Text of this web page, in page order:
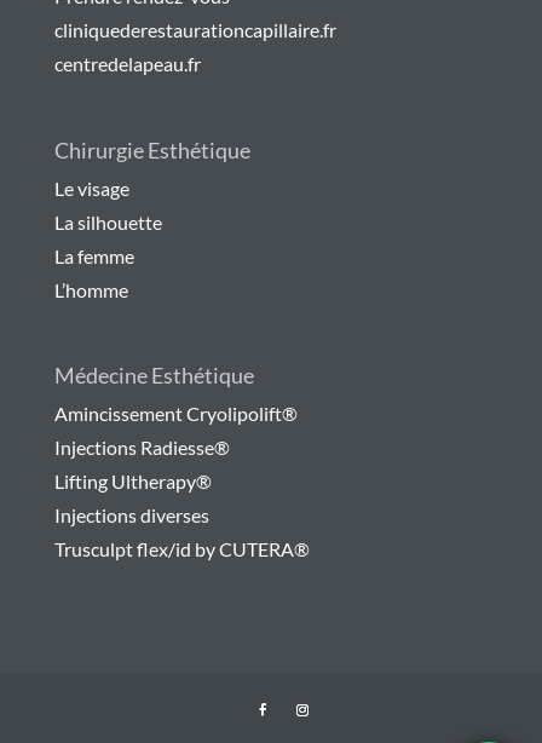
cliniquederestaurationcapillaire.fr
centredelapeau.fr
Chirurgie Esthétique
Le visage
La silhouette
La femme
L’homme
Médecine Esthétique
Amincissement Cryolipolift®
Injections Radiesse®
Lifting Ultherapy®
Injections diverses
Trusculpt flex/id by CUTERA®